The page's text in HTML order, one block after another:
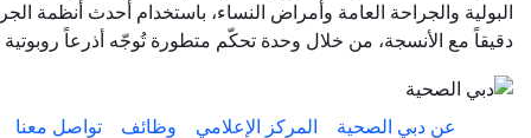
البولية والجراحة العامة وأمراض النساء، باستخدام أحدث أنظمة
دقيقاً مع الأنسجة، من خلال وحدة تحكّم متطورة تُوجّه أذرعاً
عن دبي الصحية المركز الإعلامي وظائف تواصل معنا